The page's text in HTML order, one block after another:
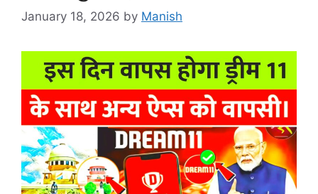
January 18, 2026 by Manish